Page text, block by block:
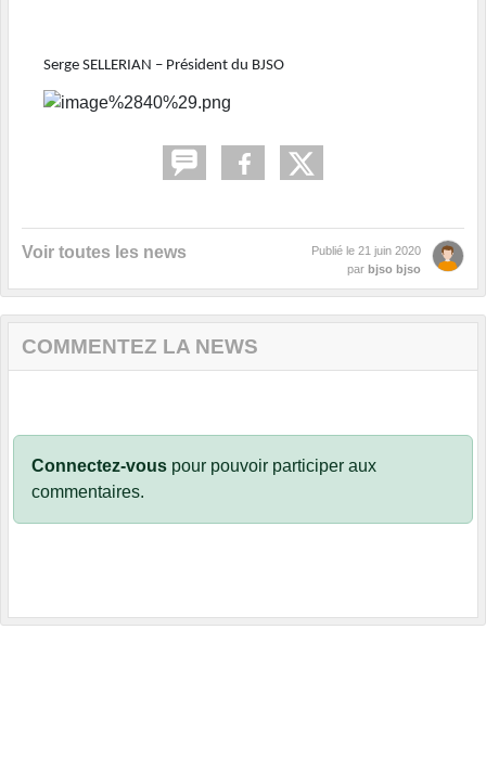
Serge SELLERIAN – Président du BJSO
Voir toutes les news Publié le 21 juin 2020
par bjso bjso
COMMENTEZ LA NEWS
Connectez-vous pour pouvoir participer aux
commentaires.